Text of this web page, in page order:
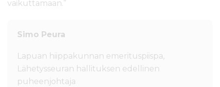
vaikuttamaan.”
Simo Peura
Lapuan hiippakunnan emerituspiispa,
Lähetysseuran hallituksen edellinen
puheenjohtaja